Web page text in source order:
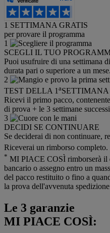
1 SETTIMANA GRATIS
per provare il programma
1
SCEGLI IL TUO
Puoi usufruire di una settimana
durata pari o superiore a un mese.
2
TEST DELLA 1aSETTIMANA
Ricevi il primo pacco,
di prova + le 3 settimane
3
DECIDI SE CONTINUARE
Se deciderai di non continuare,
Riceverai un rimborso completo.
* MI PIACE COSÌ rimborserà il
bancario o assegno entro un
del pacco restituito o fino a
la prova dell'avvenuta
Le 3 garanzie
MI PIACE COSÌ: